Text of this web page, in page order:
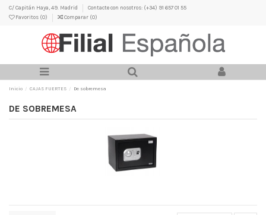
C/ Capitán Haya, 49. Madrid
Contacte con nosotros: (+34) 91 657 01 55
Favoritos (0) Comparar (0)
Inicio CAJAS FUERTES De sobremesa
DE SOBREMESA